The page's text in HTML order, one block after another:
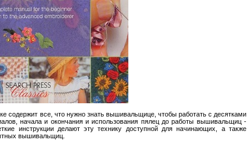
содержит все, что нужно знать вышивальщице, чтобы работать с десятками
начала и окончания и использования пялец до работы вышивальщиц -
инструкции делают эту технику доступной для начинающих, а также
вышивальщиц.